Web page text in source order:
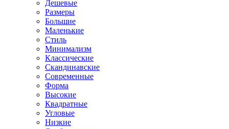
Дешевые
Размеры
Большие
Маленькие
Стиль
Минимализм
Классические
Скандинавские
Современные
Форма
Высокие
Квадратные
Угловые
Низкие